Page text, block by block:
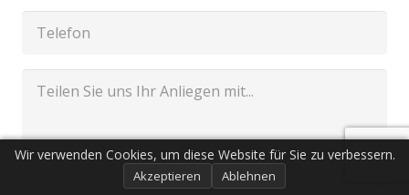
Wir verwenden Cookies, um diese Website für Sie zu verbessern.
Akzeptieren Ablehnen